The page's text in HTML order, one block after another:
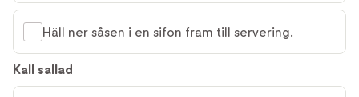
Häll ner såsen i en sifon fram till servering.
Kall sallad